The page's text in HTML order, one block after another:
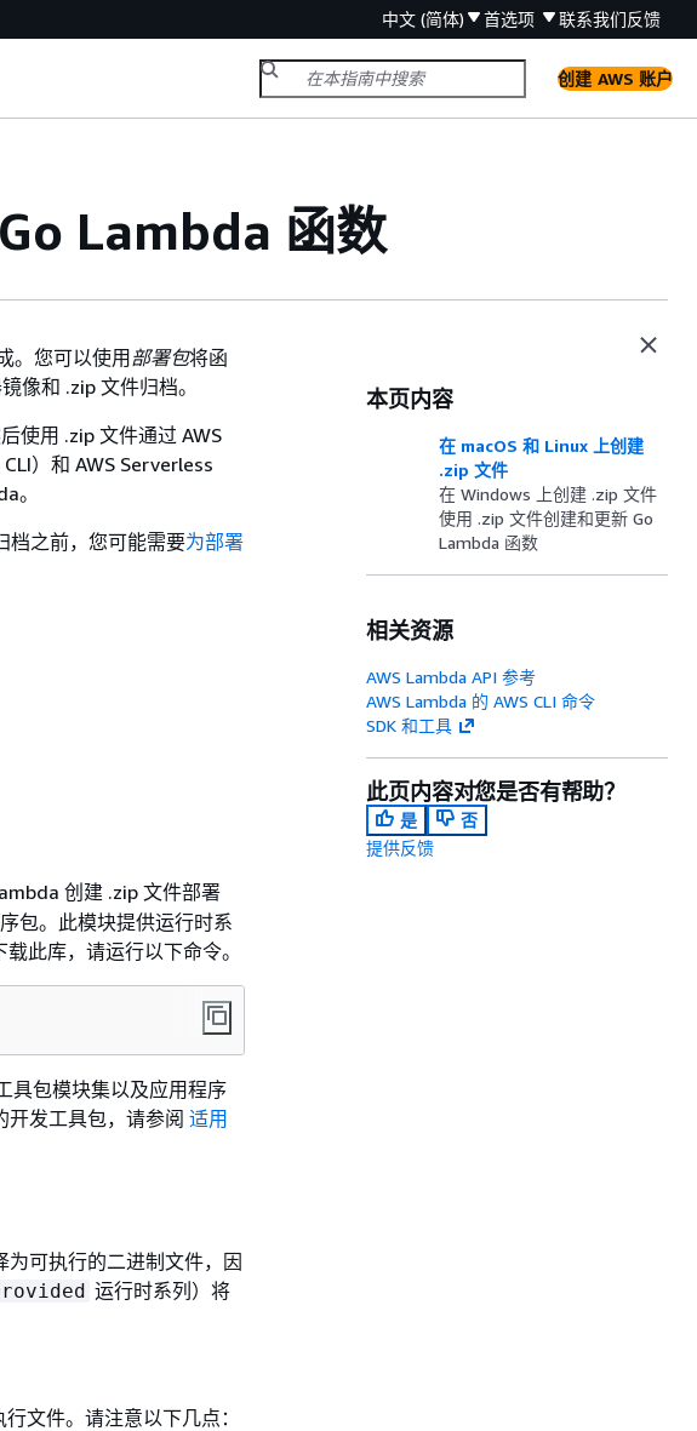
中文 (简体) 首选项 联系我们反馈
创建 AWS 账户
Lambda 函数
。您可以使用 部署包将函
像和 .zip 文件归档。
使用 .zip 文件通过 AWS
）和 AWS Serverless
。
档之前，您可能需要为部署
创建 .zip 文件部署
包。此模块提供运行时系
此库，请运行以下命令。
具包模块集以及应用程序
开发工具包，请参阅 适用
为可执行的二进制文件，因
运行时系列）将
文件。请注意以下几点：
本页内容
在 macOS 和 Linux 上创建
.zip 文件
在 Windows 上创建 .zip 文件
使用 .zip 文件创建和更新 Go
Lambda 函数
相关资源
AWS Lambda API 参考
AWS Lambda 的 AWS CLI 命令
SDK 和工具
此页内容对您是否有帮助？
是
否
提供反馈